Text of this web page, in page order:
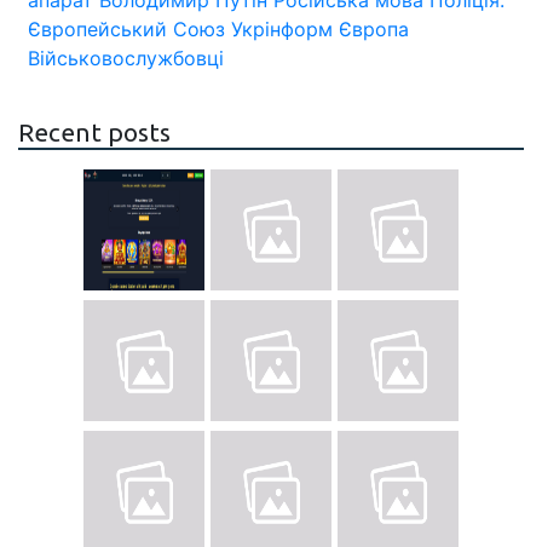
Європейський Союз Укрінформ Європа
Військовослужбовці
Recent posts